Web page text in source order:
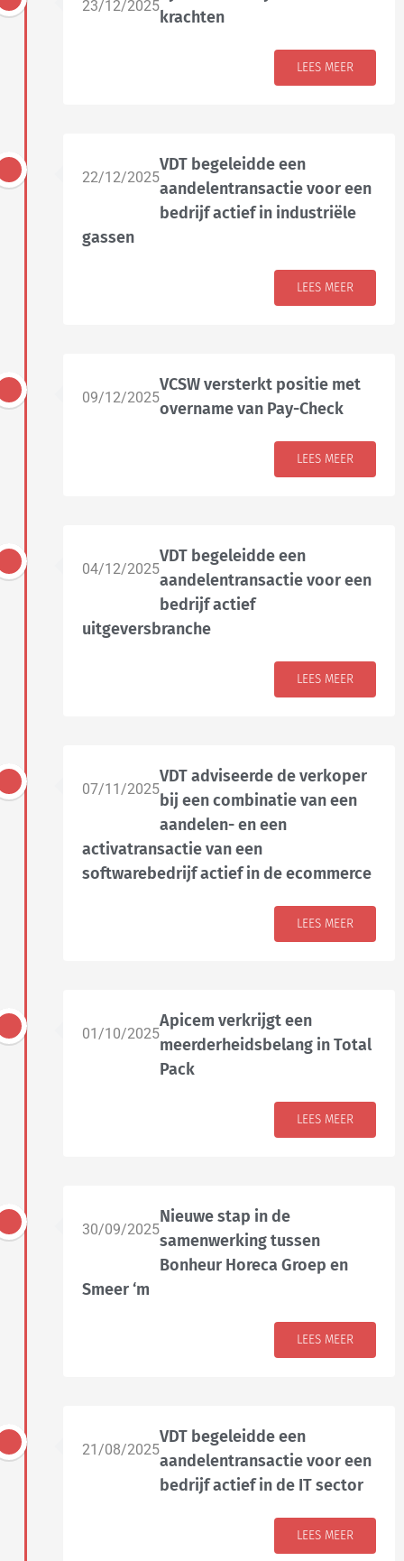
23/12/2025
krachten
LEES MEER
22/12/2025
VDT begeleidde een
aandelentransactie voor een
bedrijf actief in industriële
gassen
LEES MEER
09/12/2025
VCSW versterkt positie met
overname van Pay-Check
LEES MEER
04/12/2025
VDT begeleidde een
aandelentransactie voor een
bedrijf actief
uitgeversbranche
LEES MEER
07/11/2025
VDT adviseerde de verkoper
bij een combinatie van een
aandelen- en een
activatransactie van een
softwarebedrijf actief in de ecommerce
LEES MEER
01/10/2025
Apicem verkrijgt een
meerderheidsbelang in Total
Pack
LEES MEER
30/09/2025
Nieuwe stap in de
samenwerking tussen
Bonheur Horeca Groep en
Smeer ‘m
LEES MEER
21/08/2025
VDT begeleidde een
aandelentransactie voor een
bedrijf actief in de IT sector
LEES MEER